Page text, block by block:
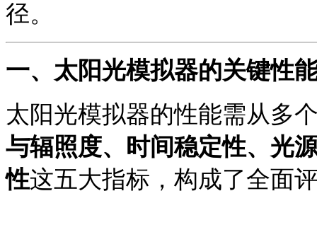
径。
一、太阳光模拟器的关键性
太阳光模拟器的性能需从多
与辐照度、时间稳定性、光
性这五大指标，构成了全面